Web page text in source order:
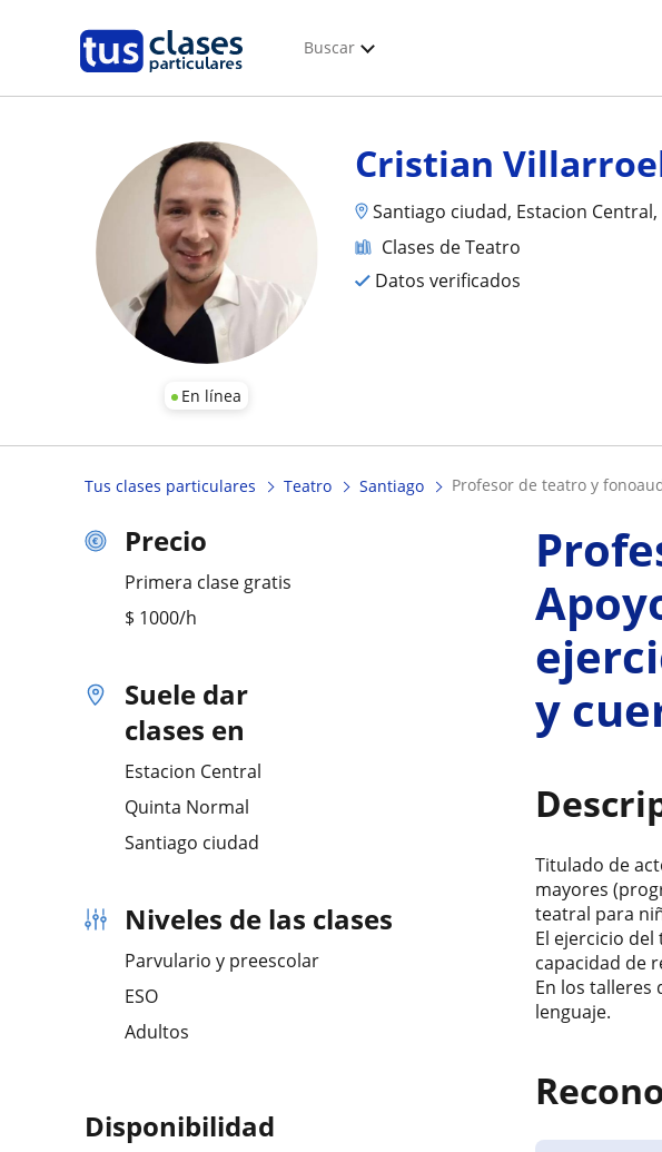
Buscar
En línea
Cristian
Santiago ciudad, Estacion
Clases de Teatro
Datos verificados
Tus clases particulares Teatro Santiago profesor de teatro y
Precio
Primera clase gratis
$ 1000/h
Suele dar
clases en
Estacion Central
Quinta Normal
Santiago ciudad
Niveles de las clases
Parvulario y preescolar
ESO
Adultos
Disponibilidad
y
Titulado de
mayores
teatral para
El ejercicio
capacidad de
En los
lenguaje.